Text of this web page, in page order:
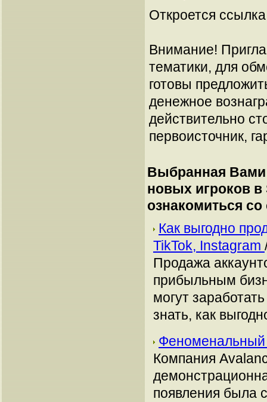
Откроется
Внимание!
тематики, для
готовы
денежное
действительно
первоисточник,
Выбранная Вами
новых игроков в
ознакомиться
Как выгодно
TikTok, Instagram
Продажа
прибыльным
могут
знать, как
Феноменальный
Компания
появления была